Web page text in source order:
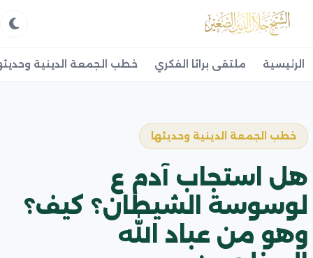
الرئيسية ملتقى براثا الفكري خطب الجمعة الدينية
خطب الجمعة الدينية وحديثها
هل استجاب آدم ع
لوسوسة الشيطان؟ كيف؟
وهو من عباد الله